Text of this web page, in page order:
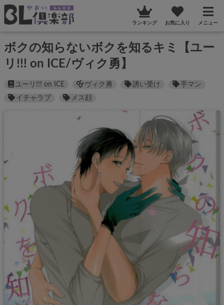
ランキング お気に入り メニュー
ボクの知らないボクを知るキミ【ユー
リ!!! on ICE/ヴィク勇】
ユーリ!!! on ICE ヴィク勇 誘い受け
手マン
イチャラブ
メス顔